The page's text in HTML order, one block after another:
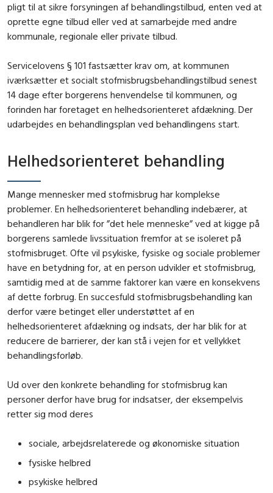
pligt til at sikre forsyningen af behandlingstilbud, enten ved at
oprette egne tilbud eller ved at samarbejde med andre
kommunale, regionale eller private tilbud.
Servicelovens § 101 fastsætter krav om, at kommunen
iværksætter et socialt stofmisbrugsbehandlingstilbud senest
14 dage efter borgerens henvendelse til kommunen, og
forinden har foretaget en helhedsorienteret afdækning. Der
udarbejdes en behandlingsplan ved behandlingens start.
Helhedsorienteret behandling
Mange mennesker med stofmisbrug har komplekse
problemer. En helhedsorienteret behandling indebærer, at
behandleren har blik for ”det hele menneske” ved at kigge på
borgerens samlede livssituation fremfor at se isoleret på
stofmisbruget. Ofte vil psykiske, fysiske og sociale problemer
have en betydning for, at en person udvikler et stofmisbrug,
samtidig med at de samme faktorer kan være en konsekvens
af dette forbrug. En succesfuld stofmisbrugsbehandling kan
derfor være betinget eller understøttet af en
helhedsorienteret afdækning og indsats, der har blik for at
reducere de barrierer, der kan stå i vejen for et vellykket
behandlingsforløb.
Ud over den konkrete behandling for stofmisbrug kan
personer derfor have brug for indsatser, der eksempelvis
retter sig mod deres
sociale, arbejdsrelaterede og økonomiske situation
fysiske helbred
psykiske helbred